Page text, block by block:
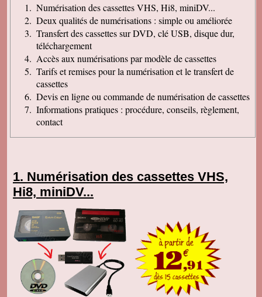
Numérisation des cassettes VHS, Hi8, miniDV...
Deux qualités de numérisations : simple ou améliorée
Transfert des cassettes sur DVD, clé USB, disque dur,
téléchargement
Accès aux numérisations par modèle de cassettes
Tarifs et remises pour la numérisation et le transfert de
cassettes
Devis en ligne ou commande de numérisation de cassettes
Informations pratiques : procédure, conseils, règlement,
contact
Numérisation des cassettes VHS,
Hi8, miniDV...